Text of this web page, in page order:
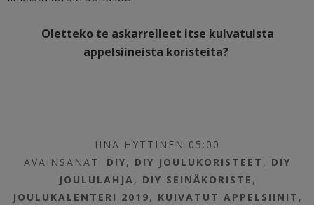
Oletteko te askarrelleet itse kuivatuista
appelsiineista koristeita?
IINA HYTTINEN 05:00
AVAINSANAT: DIY, DIY JOULUKORISTEET , DIY
JOULULAHJA, DIY SEINÄKORISTE ,
JOULUKALENTERI 2019, KUIVATUT APPELSIINIT ,